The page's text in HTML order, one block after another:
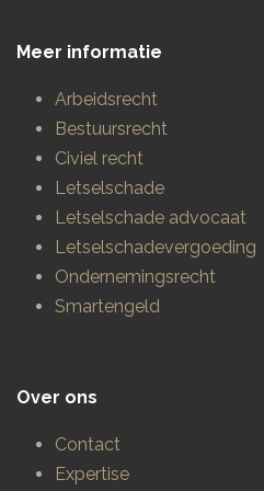
Meer informatie
Arbeidsrecht
Bestuursrecht
Civiel recht
Letselschade
Letselschade advocaat
Letselschadevergoeding
Ondernemingsrecht
Smartengeld
Over ons
Contact
Expertise